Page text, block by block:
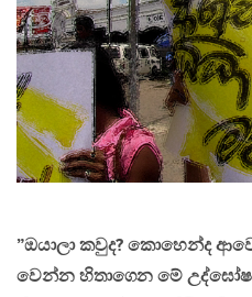
”ඔයාලා කවුද? කොහෙන්ද
වෙන්න හිතාගෙන මේ